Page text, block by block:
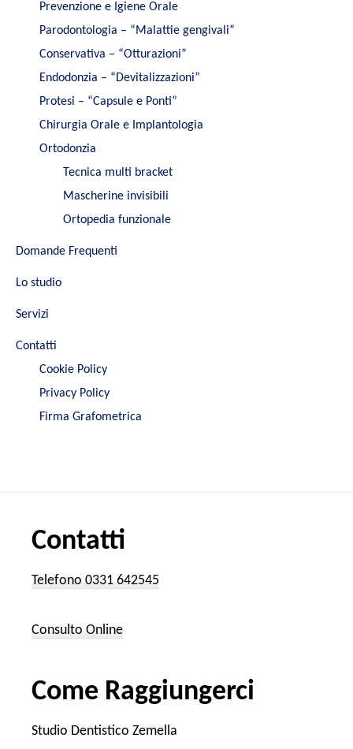
Prevenzione e Igiene Orale
Parodontologia – “Malattie gengivali”
Conservativa – “Otturazioni”
Endodonzia – “Devitalizzazioni”
Protesi – “Capsule e Ponti”
Chirurgia Orale e Implantologia
Ortodonzia
Tecnica multi bracket
Mascherine invisibili
Ortopedia funzionale
Domande Frequenti
Lo studio
Servizi
Contatti
Cookie Policy
Privacy Policy
Firma Grafometrica
Contatti
Telefono 0331 642545
Consulto Online
Come Raggiungerci
Studio Dentistico Zemella